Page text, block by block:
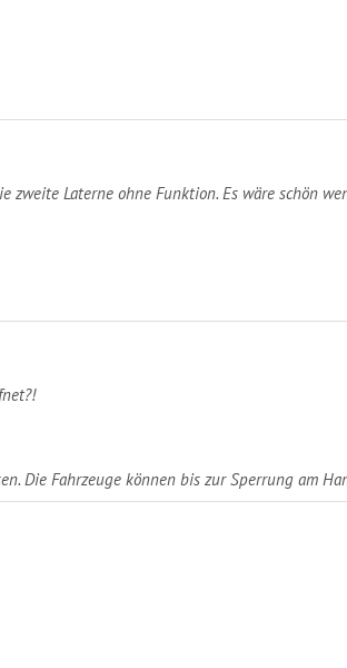
Laterne ohne Funktion. Es wäre schön
Die Fahrzeuge können bis zur Sperrung am